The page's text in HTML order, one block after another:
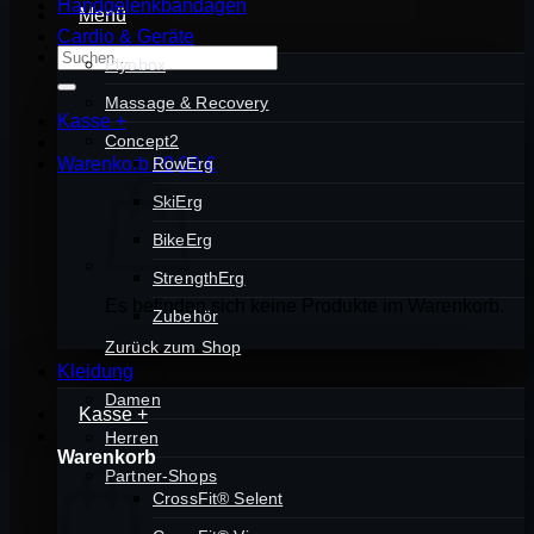
Menü
Suchen
nach:
Kasse +
Warenkorb /0,00€
Es befinden sich keine Produkte im Warenkorb.
Zurück zum Shop
Kasse +
Warenkorb
Handgelenkbandagen
Cardio & Geräte
Plyobox
Massage & Recovery
Concept2
RowErg
SkiErg
BikeErg
StrengthErg
Zubehör
Kleidung
Damen
Herren
Partner-Shops
CrossFit® Selent